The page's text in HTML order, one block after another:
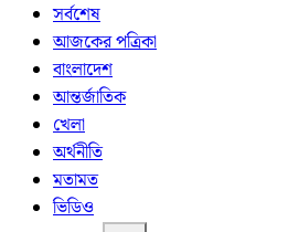
সর্বশেষ
আজকের পত্রিকা
বাংলাদেশ
আন্তর্জাতিক
খেলা
অর্থনীতি
মতামত
ভিডিও